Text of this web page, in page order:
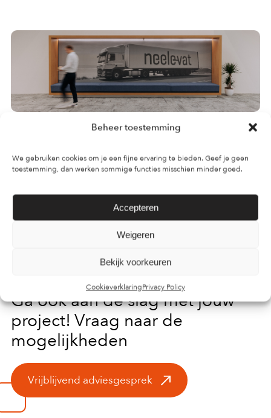
Beheer toestemming
We gebruiken cookies om je een fijne ervaring te bieden. Geef je geen
toestemming, dan werken sommige functies misschien minder goed.
Accepteren
Weigeren
Bekijk voorkeuren
CookieverklaringPrivacy Policy
Ga ook aan de slag met jouw
project! Vraag naar de
mogelijkheden
Vrijblijvend adviesgesprek